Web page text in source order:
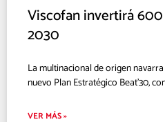
Viscofan invertirá
2030
La multinacional de origen
nuevo Plan Estratégico Beat’30,
VER MÁS »